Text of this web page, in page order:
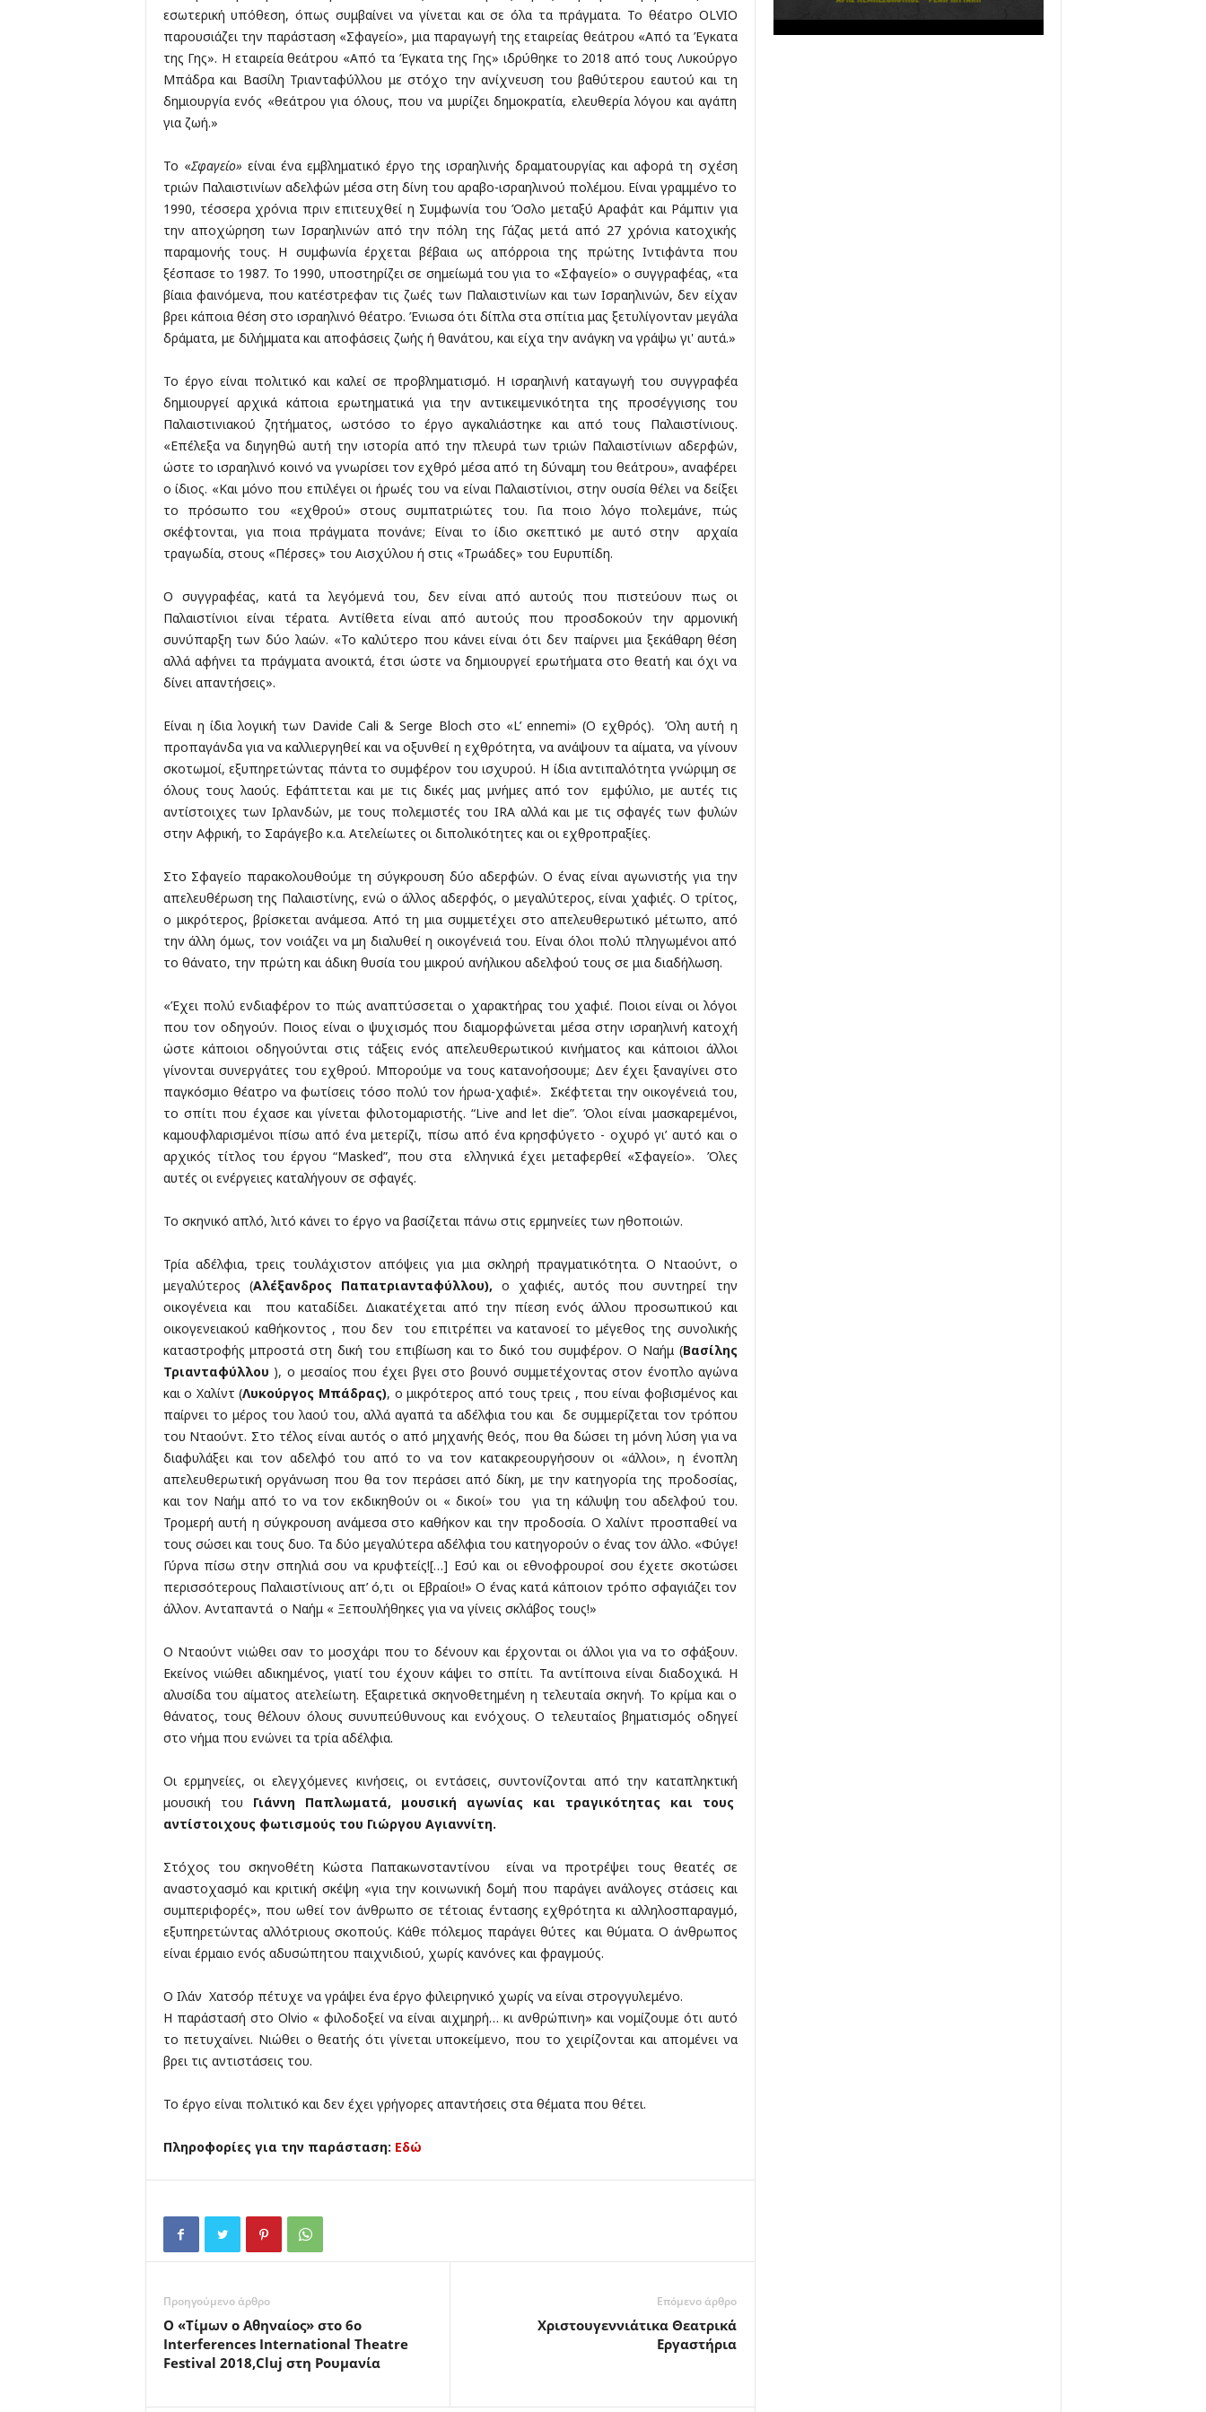
εσωτερική υπόθεση, όπως συμβαίνει να γίνεται και σε όλα τα πράγματα. Το θέατρο OLVIO
παρουσιάζει την παράσταση «Σφαγείο», μια παραγωγή της εταιρείας θεάτρου «Από τα Έγκατα
της Γης». Η εταιρεία θεάτρου «Από τα Έγκατα της Γης» ιδρύθηκε το 2018 από τους Λυκούργο
Μπάδρα και Βασίλη Τριανταφύλλου με στόχο την ανίχνευση του βαθύτερου εαυτού και τη
δημιουργία ενός «θεάτρου για όλους, που να μυρίζει δημοκρατία, ελευθερία λόγου και αγάπη
για ζωή.»
Το «Σφαγείο» είναι ένα εμβληματικό έργο της ισραηλινής δραματουργίας και αφορά τη σχέση
τριών Παλαιστινίων αδελφών μέσα στη δίνη του αραβο-ισραηλινού πολέμου. Είναι γραμμένο το
1990, τέσσερα χρόνια πριν επιτευχθεί η Συμφωνία του Όσλο μεταξύ Αραφάτ και Ράμπιν για
την αποχώρηση των Ισραηλινών από την πόλη της Γάζας μετά από 27 χρόνια κατοχικής
παραμονής τους. Η συμφωνία έρχεται βέβαια ως απόρροια της πρώτης Ιντιφάντα που
ξέσπασε το 1987. Το 1990, υποστηρίζει σε σημείωμά του για το «Σφαγείο» ο συγγραφέας, «τα
βίαια φαινόμενα, που κατέστρεφαν τις ζωές των Παλαιστινίων και των Ισραηλινών, δεν είχαν
βρει κάποια θέση στο ισραηλινό θέατρο. Ένιωσα ότι δίπλα στα σπίτια μας ξετυλίγονταν μεγάλα
δράματα, με διλήμματα και αποφάσεις ζωής ή θανάτου, και είχα την ανάγκη να γράψω γι' αυτά.»
Το έργο είναι πολιτικό και καλεί σε προβληματισμό. Η ισραηλινή καταγωγή του συγγραφέα
δημιουργεί αρχικά κάποια ερωτηματικά για την αντικειμενικότητα της προσέγγισης του
Παλαιστινιακού ζητήματος, ωστόσο το έργο αγκαλιάστηκε και από τους Παλαιστίνιους.
«Επέλεξα να διηγηθώ αυτή την ιστορία από την πλευρά των τριών Παλαιστίνιων αδερφών,
ώστε το ισραηλινό κοινό να γνωρίσει τον εχθρό μέσα από τη δύναμη του θεάτρου», αναφέρει
ο ίδιος. «Και μόνο που επιλέγει οι ήρωές του να είναι Παλαιστίνιοι, στην ουσία θέλει να δείξει
το πρόσωπο του «εχθρού» στους συμπατριώτες του. Για ποιο λόγο πολεμάνε, πώς
σκέφτονται, για ποια πράγματα πονάνε; Είναι το ίδιο σκεπτικό με αυτό στην αρχαία
τραγωδία, στους «Πέρσες» του Αισχύλου ή στις «Τρωάδες» του Ευρυπίδη.
Ο συγγραφέας, κατά τα λεγόμενά του, δεν είναι από αυτούς που πιστεύουν πως οι
Παλαιστίνιοι είναι τέρατα. Αντίθετα είναι από αυτούς που προσδοκούν την αρμονική
συνύπαρξη των δύο λαών. «Το καλύτερο που κάνει είναι ότι δεν παίρνει μια ξεκάθαρη θέση
αλλά αφήνει τα πράγματα ανοικτά, έτσι ώστε να δημιουργεί ερωτήματα στο θεατή και όχι να
δίνει απαντήσεις».
Είναι η ίδια λογική των Davide Cali & Serge Bloch στο «L’ ennemi» (Ο εχθρός). Όλη αυτή η
προπαγάνδα για να καλλιεργηθεί και να οξυνθεί η εχθρότητα, να ανάψουν τα αίματα, να γίνουν
σκοτωμοί, εξυπηρετώντας πάντα το συμφέρον του ισχυρού. Η ίδια αντιπαλότητα γνώριμη σε
όλους τους λαούς. Εφάπτεται και με τις δικές μας μνήμες από τον εμφύλιο, με αυτές τις
αντίστοιχες των Ιρλανδών, με τους πολεμιστές του IRA αλλά και με τις σφαγές των φυλών
στην Αφρική, το Σαράγεβο κ.α. Ατελείωτες οι διπολικότητες και οι εχθροπραξίες.
Στο Σφαγείο παρακολουθούμε τη σύγκρουση δύο αδερφών. Ο ένας είναι αγωνιστής για την
απελευθέρωση της Παλαιστίνης, ενώ ο άλλος αδερφός, ο μεγαλύτερος, είναι χαφιές. Ο τρίτος,
ο μικρότερος, βρίσκεται ανάμεσα. Από τη μια συμμετέχει στο απελευθερωτικό μέτωπο, από
την άλλη όμως, τον νοιάζει να μη διαλυθεί η οικογένειά του. Είναι όλοι πολύ πληγωμένοι από
το θάνατο, την πρώτη και άδικη θυσία του μικρού ανήλικου αδελφού τους σε μια διαδήλωση.
«Έχει πολύ ενδιαφέρον το πώς αναπτύσσεται ο χαρακτήρας του χαφιέ. Ποιοι είναι οι λόγοι
που τον οδηγούν. Ποιος είναι ο ψυχισμός που διαμορφώνεται μέσα στην ισραηλινή κατοχή
ώστε κάποιοι οδηγούνται στις τάξεις ενός απελευθερωτικού κινήματος και κάποιοι άλλοι
γίνονται συνεργάτες του εχθρού. Μπορούμε να τους κατανοήσουμε; Δεν έχει ξαναγίνει στο
παγκόσμιο θέατρο να φωτίσεις τόσο πολύ τον ήρωα-χαφιέ». Σκέφτεται την οικογένειά του,
το σπίτι που έχασε και γίνεται φιλοτομαριστής. “Live and let die”. Όλοι είναι μασκαρεμένοι,
καμουφλαρισμένοι πίσω από ένα μετερίζι, πίσω από ένα κρησφύγετο - οχυρό γι’ αυτό και ο
αρχικός τίτλος του έργου “Masked”, που στα ελληνικά έχει μεταφερθεί «Σφαγείο». Όλες
αυτές οι ενέργειες καταλήγουν σε σφαγές.
Το σκηνικό απλό, λιτό κάνει το έργο να βασίζεται πάνω στις ερμηνείες των ηθοποιών.
Τρία αδέλφια, τρεις τουλάχιστον απόψεις για μια σκληρή πραγματικότητα. Ο Νταούντ, ο
μεγαλύτερος (Αλέξανδρος Παπατριανταφύλλου), ο χαφιές, αυτός που συντηρεί την
οικογένεια και που καταδίδει. Διακατέχεται από την πίεση ενός άλλου προσωπικού και
οικογενειακού καθήκοντος , που δεν του επιτρέπει να κατανοεί το μέγεθος της συνολικής
καταστροφής μπροστά στη δική του επιβίωση και το δικό του συμφέρον. Ο Ναήμ (Βασίλης
Τριανταφύλλου ), ο μεσαίος που έχει βγει στο βουνό συμμετέχοντας στον ένοπλο αγώνα
και ο Χαλίντ (Λυκούργος Μπάδρας), ο μικρότερος από τους τρεις , που είναι φοβισμένος και
παίρνει το μέρος του λαού του, αλλά αγαπά τα αδέλφια του και δε συμμερίζεται τον τρόπου
του Νταούντ. Στο τέλος είναι αυτός ο από μηχανής θεός, που θα δώσει τη μόνη λύση για να
διαφυλάξει και τον αδελφό του από το να τον κατακρεουργήσουν οι «άλλοι», η ένοπλη
απελευθερωτική οργάνωση που θα τον περάσει από δίκη, με την κατηγορία της προδοσίας,
και τον Ναήμ από το να τον εκδικηθούν οι « δικοί» του για τη κάλυψη του αδελφού του.
Τρομερή αυτή η σύγκρουση ανάμεσα στο καθήκον και την προδοσία. Ο Χαλίντ προσπαθεί να
τους σώσει και τους δυο. Τα δύο μεγαλύτερα αδέλφια του κατηγορούν ο ένας τον άλλο. «Φύγε!
Γύρνα πίσω στην σπηλιά σου να κρυφτείς![…] Εσύ και οι εθνοφρουροί σου έχετε σκοτώσει
περισσότερους Παλαιστίνιους απ’ ό,τι οι Εβραίοι!» Ο ένας κατά κάποιον τρόπο σφαγιάζει τον
άλλον. Ανταπαντά ο Ναήμ « Ξεπουλήθηκες για να γίνεις σκλάβος τους!»
Ο Νταούντ νιώθει σαν το μοσχάρι που το δένουν και έρχονται οι άλλοι για να το σφάξουν.
Εκείνος νιώθει αδικημένος, γιατί του έχουν κάψει το σπίτι. Τα αντίποινα είναι διαδοχικά. Η
αλυσίδα του αίματος ατελείωτη. Εξαιρετικά σκηνοθετημένη η τελευταία σκηνή. Το κρίμα και ο
θάνατος, τους θέλουν όλους συνυπεύθυνους και ενόχους. Ο τελευταίος βηματισμός οδηγεί
στο νήμα που ενώνει τα τρία αδέλφια.
Οι ερμηνείες, οι ελεγχόμενες κινήσεις, οι εντάσεις, συντονίζονται από την καταπληκτική
μουσική του Γιάννη Παπλωματά, μουσική αγωνίας και τραγικότητας και τους
αντίστοιχους φωτισμούς του Γιώργου Αγιαννίτη.
Στόχος του σκηνοθέτη Κώστα Παπακωνσταντίνου είναι να προτρέψει τους θεατές σε
αναστοχασμό και κριτική σκέψη «για την κοινωνική δομή που παράγει ανάλογες στάσεις και
συμπεριφορές», που ωθεί τον άνθρωπο σε τέτοιας έντασης εχθρότητα κι αλληλοσπαραγμό,
εξυπηρετώντας αλλότριους σκοπούς. Κάθε πόλεμος παράγει θύτες και θύματα. Ο άνθρωπος
είναι έρμαιο ενός αδυσώπητου παιχνιδιού, χωρίς κανόνες και φραγμούς.
Ο Ιλάν Χατσόρ πέτυχε να γράψει ένα έργο φιλειρηνικό χωρίς να είναι στρογγυλεμένο.
Η παράστασή στο Olvio « φιλοδοξεί να είναι αιχμηρή… κι ανθρώπινη» και νομίζουμε ότι αυτό
το πετυχαίνει. Νιώθει ο θεατής ότι γίνεται υποκείμενο, που το χειρίζονται και απομένει να
βρει τις αντιστάσεις του.
Το έργο είναι πολιτικό και δεν έχει γρήγορες απαντήσεις στα θέματα που θέτει.
Πληροφορίες για την παράσταση: Εδώ
Προηγούμενο άρθρο
Ο «Τίμων ο Αθηναίος» στο 6ο
Interferences International Theatre
Festival 2018,Cluj στη Ρουμανία
Επόμενο άρθρο
Χριστουγεννιάτικα Θεατρικά
Εργαστήρια